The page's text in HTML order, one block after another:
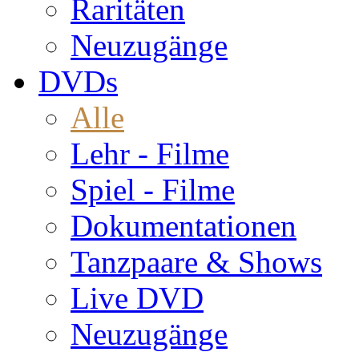
Raritäten
Neuzugänge
DVDs
Alle
Lehr - Filme
Spiel - Filme
Dokumentationen
Tanzpaare & Shows
Live DVD
Neuzugänge